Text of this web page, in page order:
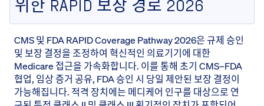
위한 RAPID 보장 경로 2026
CMS 및 FDA RAPID Coverage Pathway 2026은 규제 승인
및 보장 결정을 조정하여 혁신적인 의료기기에 대한
Medicare 접근을 가속화합니다. 이를 통해 초기 CMS–FDA
협업, 임상 증거 공유, FDA 승인 시 당일 제안된 보장 결정이
가능해집니다. 적격 장치에는 메디케어 인구를 대상으로 연